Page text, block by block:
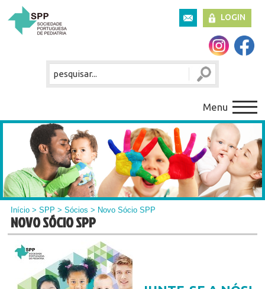
LOGIN
Menu
Início >SPP >Sócios > Novo Sócio SPP
NOVO SÓCIO SPP